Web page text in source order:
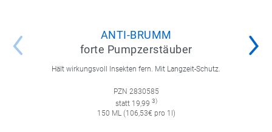
ANTI-BRUMM
forte Pumpzerstäuber
Hält wirkungsvoll Insekten fern. Mit Langzeit-Schutz.
PZN 2830585
statt 19,99 3)
150 ML (106,53€ pro 1l)